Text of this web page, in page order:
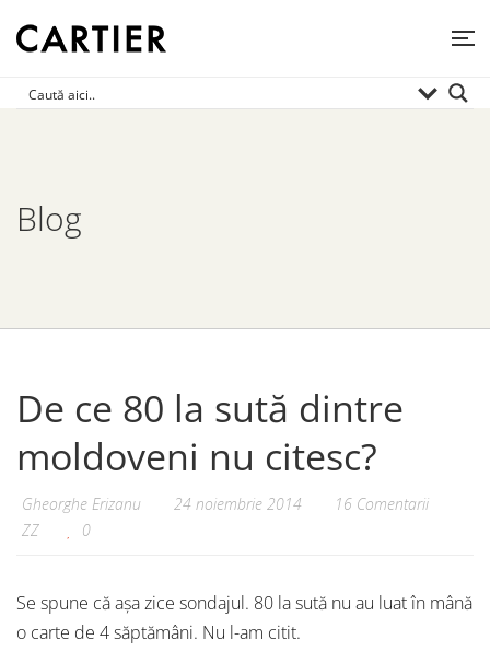
Blog
De ce 80 la sută dintre
moldoveni nu citesc?
Gheorghe Erizanu 24 noiembrie 2014
16 Comentarii
ZZ
0
Se spune că așa zice sondajul. 80 la sută nu au luat în mână
o carte de 4 săptămâni. Nu l-am citit.